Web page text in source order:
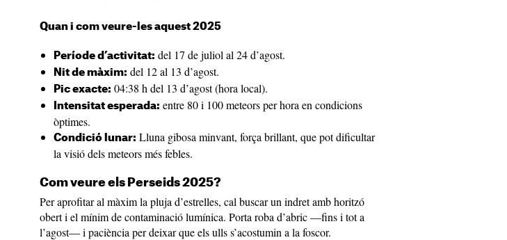
Quan i com veure-les aquest 2025
Període d’activitat: del 17 de juliol al 24 d’agost.
Nit de màxim: del 12 al 13 d’agost.
Pic exacte: 04:38 h del 13 d’agost (hora local).
Intensitat esperada: entre 80 i 100 meteors per hora en condicions
òptimes.
Condició lunar: Lluna gibosa minvant, força brillant, que pot dificultar
la visió dels meteors més febles.
Com veure els Perseids 2025?
Per aprofitar al màxim la pluja d’estrelles, cal buscar un indret amb horitzó
obert i el mínim de contaminació lumínica. Porta roba d’abric —fins i tot a
l’agost— i paciència per deixar que els ulls s’acostumin a la foscor.